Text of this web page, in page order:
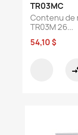
TR03MC
Contenu de
TR03M 26...
54,10 $